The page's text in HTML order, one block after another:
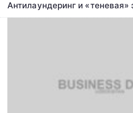
Антилаундеринг и «теневая»